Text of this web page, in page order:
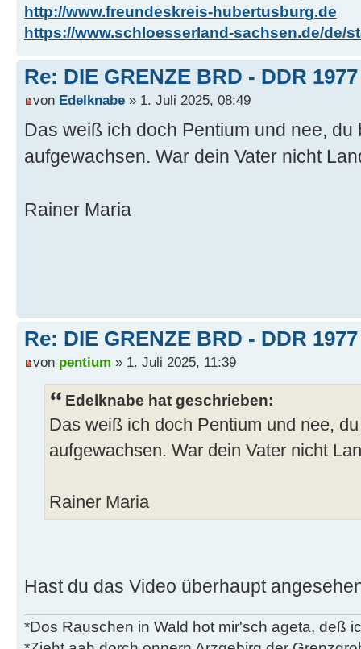
http://www.freundeskreis-hubertusburg.de
https://www.schloesserland-sachsen.de/de/
Re: DIE GRENZE BRD - DDR
von Edelknabe » 1. Juli 2025, 08:49
Das weiß ich doch Pentium und nee,
aufgewachsen. War dein Vater nicht
Rainer Maria
Re: DIE GRENZE BRD - DDR
von pentium » 1. Juli 2025, 11:39
Edelknabe hat geschrieben:
Das weiß ich doch Pentium und nee,
aufgewachsen. War dein Vater nicht
Rainer Maria
Hast du das Video überhaupt
*Dos Rauschen in Wald hot mir'sch ageta, deß